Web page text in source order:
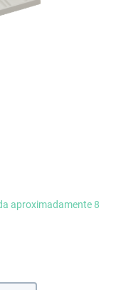
aproximadamente 8